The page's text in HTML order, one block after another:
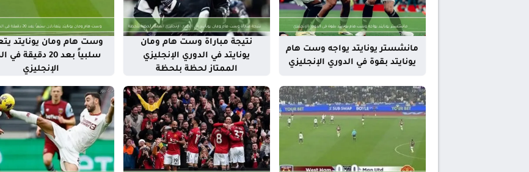
مانشستر يونايتد يواجه وست هام
يونايتد بقوة في الدوري الإنجليزي
نتيجة مباراة وست هام ومان
يونايتد في الدوري الإنجليزي
الممتاز لحظة بلحظة
وست هام ومان يونايتد
سلبياً بعد 20 دقيقة
الإنجليزي